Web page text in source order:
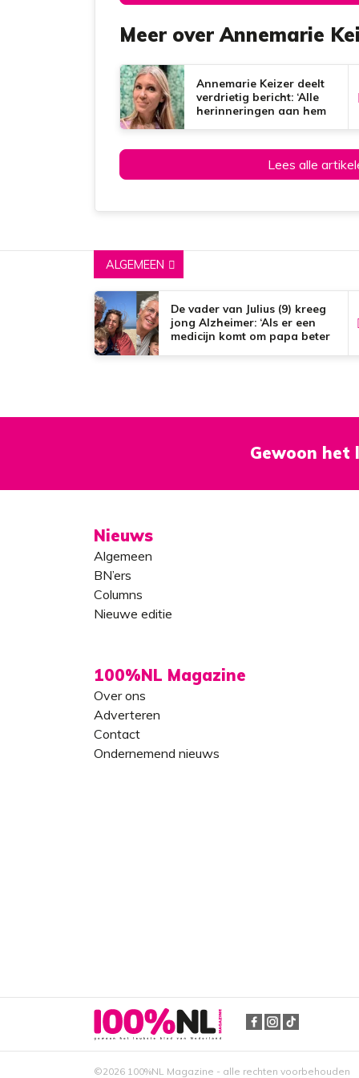
Meer over Annemarie
Annemarie Keizer deelt
verdrietig bericht: ‘Alle
herinneringen aan hem
Lees alle
ALGEMEEN
De vader van Julius (9) kreeg
jong Alzheimer: ‘Als er een
medicijn komt om papa beter
Gewoon het
Nieuws
Algemeen
BN’ers
Columns
Nieuwe editie
100%NL Magazine
Over ons
Adverteren
Contact
Ondernemend nieuws
©2026 100%NL Magazine - alle rechten voorbehouden